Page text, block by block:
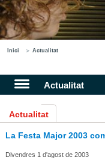
Inici Actualitat
Actualitat
Actualitat
La Festa Major 2003
Divendres 1 d'agost de 2003